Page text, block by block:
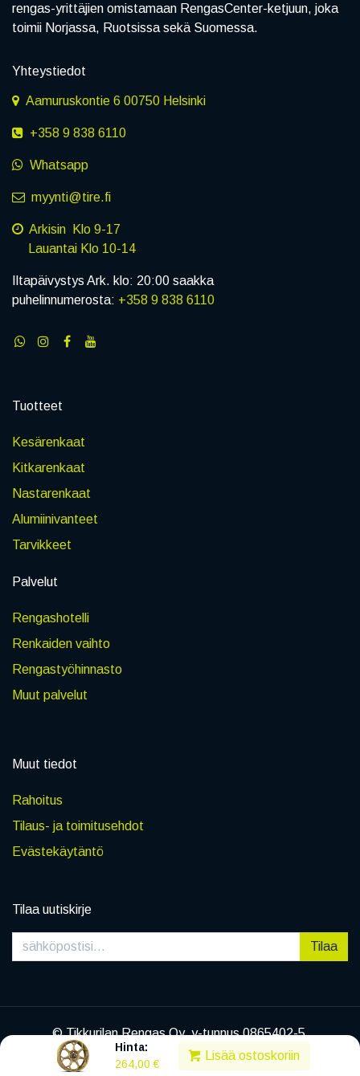
Hinta:
264,00 €
Lisää ostoskoriin
rengas-yrittäjien omistamaan RengasCenter-ketjuun, joka
toimii Norjassa, Ruotsissa sekä Suomessa.
Yhteystiedot
Aamuruskontie 6 00750 Helsinki
+358 9 838 6110
Whatsapp
myynti@tire.fi
Arkisin Klo 9-17
Lauantai Klo 10-14
Iltapäivystys Ark. klo: 20:00 saakka
puhelinnumerosta: +358 9 838 6110
Tuotteet
Kesärenkaat
Kitkarenkaat
Nastarenkaat
Alumiinivanteet
Tarvikkeet
Palvelut
Rengashotelli
Renkaiden vaihto
Rengastyöhinnasto
Muut palvelut
Muut tiedot
Rahoitus
Tilaus- ja toimitusehdot
Evästekäytäntö
Tilaa uutiskirje
Tilaa
© Tikkurilan Rengas Oy, y-tunnus 0865402-5
|Tietosuojaseloste